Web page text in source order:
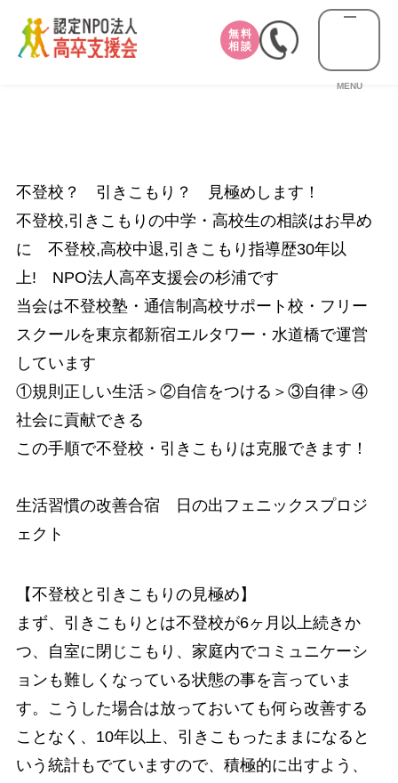
無料
相談
MENU
不登校？ 引きこもり？ 見極めします！
不登校,引きこもりの中学・高校生の相談はお早め
に 不登校,高校中退,引きこもり指導歴30年以
上! NPO法人高卒支援会の杉浦です
当会は不登校塾・通信制高校サポート校・フリー
スクールを東京都新宿エルタワー・水道橋で運営
しています
①規則正しい生活＞②自信をつける＞③自律＞④
社会に貢献できる
この手順で不登校・引きこもりは克服できます！
生活習慣の改善合宿 日の出フェニックスプロジ
ェクト
【不登校と引きこもりの見極め】
まず、引きこもりとは不登校が6ヶ月以上続きか
つ、自室に閉じこもり、家庭内でコミュニケーシ
ョンも難しくなっている状態の事を言っていま
す。こうした場合は放っておいても何ら改善する
ことなく、10年以上、引きこもったままになると
いう統計もでていますので、積極的に出すよう、